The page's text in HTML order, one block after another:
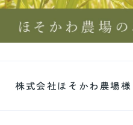
株式会社ほそかわ農場様